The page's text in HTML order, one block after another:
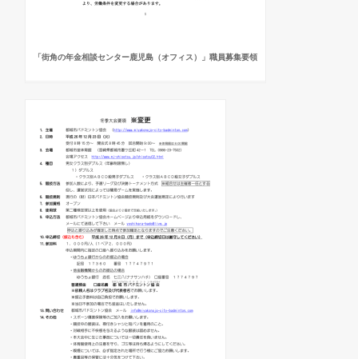
「街角の年金相談センター鹿児島（オフィス）」職員募集要領